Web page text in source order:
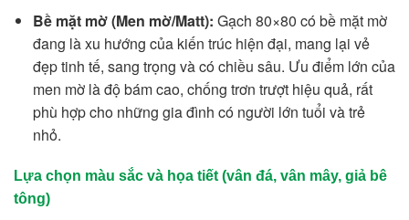
Bề mặt mờ (Men mờ/Matt): Gạch 80×80 có bề mặt mờ
đang là xu hướng của kiến trúc hiện đại, mang lại vẻ
đẹp tinh tế, sang trọng và có chiều sâu. Ưu điểm lớn của
men mờ là độ bám cao, chống trơn trượt hiệu quả, rất
phù hợp cho những gia đình có người lớn tuổi và trẻ
nhỏ.
Lựa chọn màu sắc và họa tiết (vân đá, vân mây, giả bê
tông)